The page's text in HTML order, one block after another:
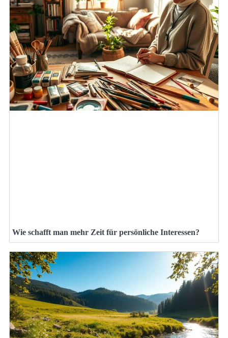
Wie schafft man mehr Zeit für persönliche Interessen?